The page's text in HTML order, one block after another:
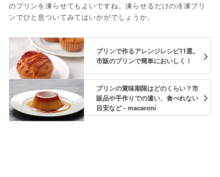
のプリンを凍らせてもよいですね。凍らせるだけの冷凍プリ
ンでひと息ついてみてはいかがでしょうか。
プリンで作るアレンジレシピ11選。
市販のプリンで簡単においしく！
プリンの賞味期限はどのくらい？市
販品や手作りでの違い、食べれない
目安など - macaroni